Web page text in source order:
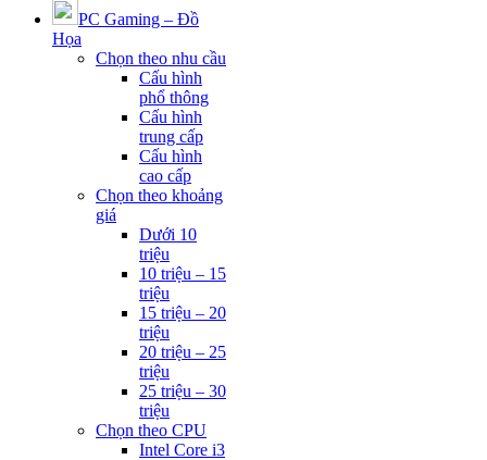
PC Gaming – Đồ
Họa
Chọn theo nhu cầu
Cấu hình
phổ thông
Cấu hình
trung cấp
Cấu hình
cao cấp
Chọn theo khoảng
giá
Dưới 10
triệu
10 triệu – 15
triệu
15 triệu – 20
triệu
20 triệu – 25
triệu
25 triệu – 30
triệu
Chọn theo CPU
Intel Core i3